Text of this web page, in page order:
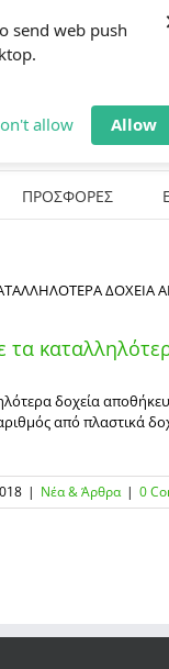
send web push
allow Allow
ΠΡΟΣΦΟΡΕΣ
τα
δοχεία
από πλαστικά
| Νέα & Άρθρα | 0